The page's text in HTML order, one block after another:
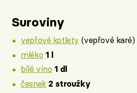
Suroviny
vepřové kotlety (vepřové karé)
mléko 1 l
bílé víno 1 dl
česnek 2 stroužky